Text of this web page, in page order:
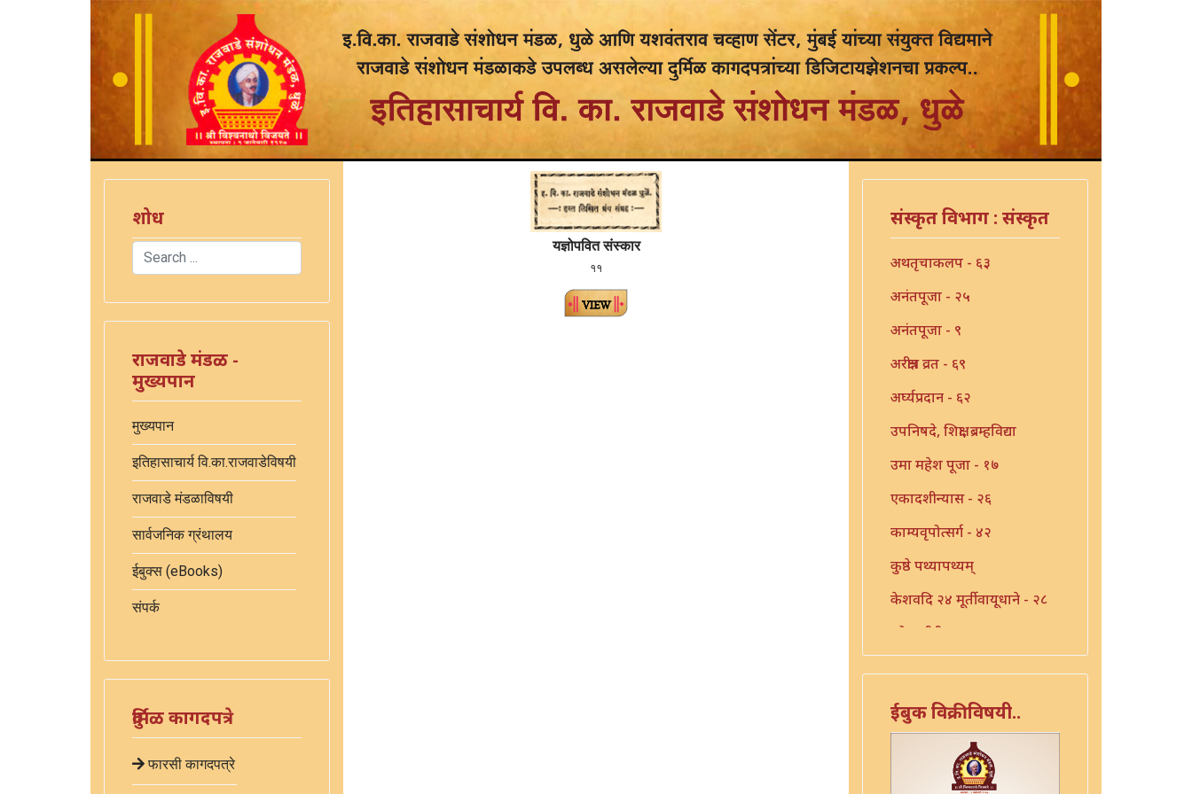
शोध
Search
राजवाडे मंडळ -
मुख्यपान
मुख्यपान
इतिहासाचार्य वि.का.राजवाडेविषयी
राजवाडे मंडळाविषयी
सार्वजनिक ग्रंथालय
ईबुक्स (eBooks)
संपर्क
दुर्मिळ कागदपत्रे
फारसी कागदपत्रे
यज्ञोपवित संस्कार
११
संस्कृत विभाग : संस्कृत
अथतृचाकलप - ६३
अनंतपूजा - २५
अनंतपूजा - ९
अरक्षीत्र व्रत - ६९
अर्घ्यप्रदान - ६२
उपनिषदे, शिक्षा, ब्रम्हविद्या
उमा महेश पूजा - १७
एकादशीन्यास - २६
काम्यवृपोत्सर्ग - ४२
कुष्ठे पथ्यापथ्यम्
केशवदि २४ मूर्तीवायूधाने - २८
कोजागीरी पूजा - १८
गणपति पार्थिव पूजा - ५६
गुरुचिदंबराय - ३०
गुरोराधन - ८
ईबुक विक्रीविषयी..